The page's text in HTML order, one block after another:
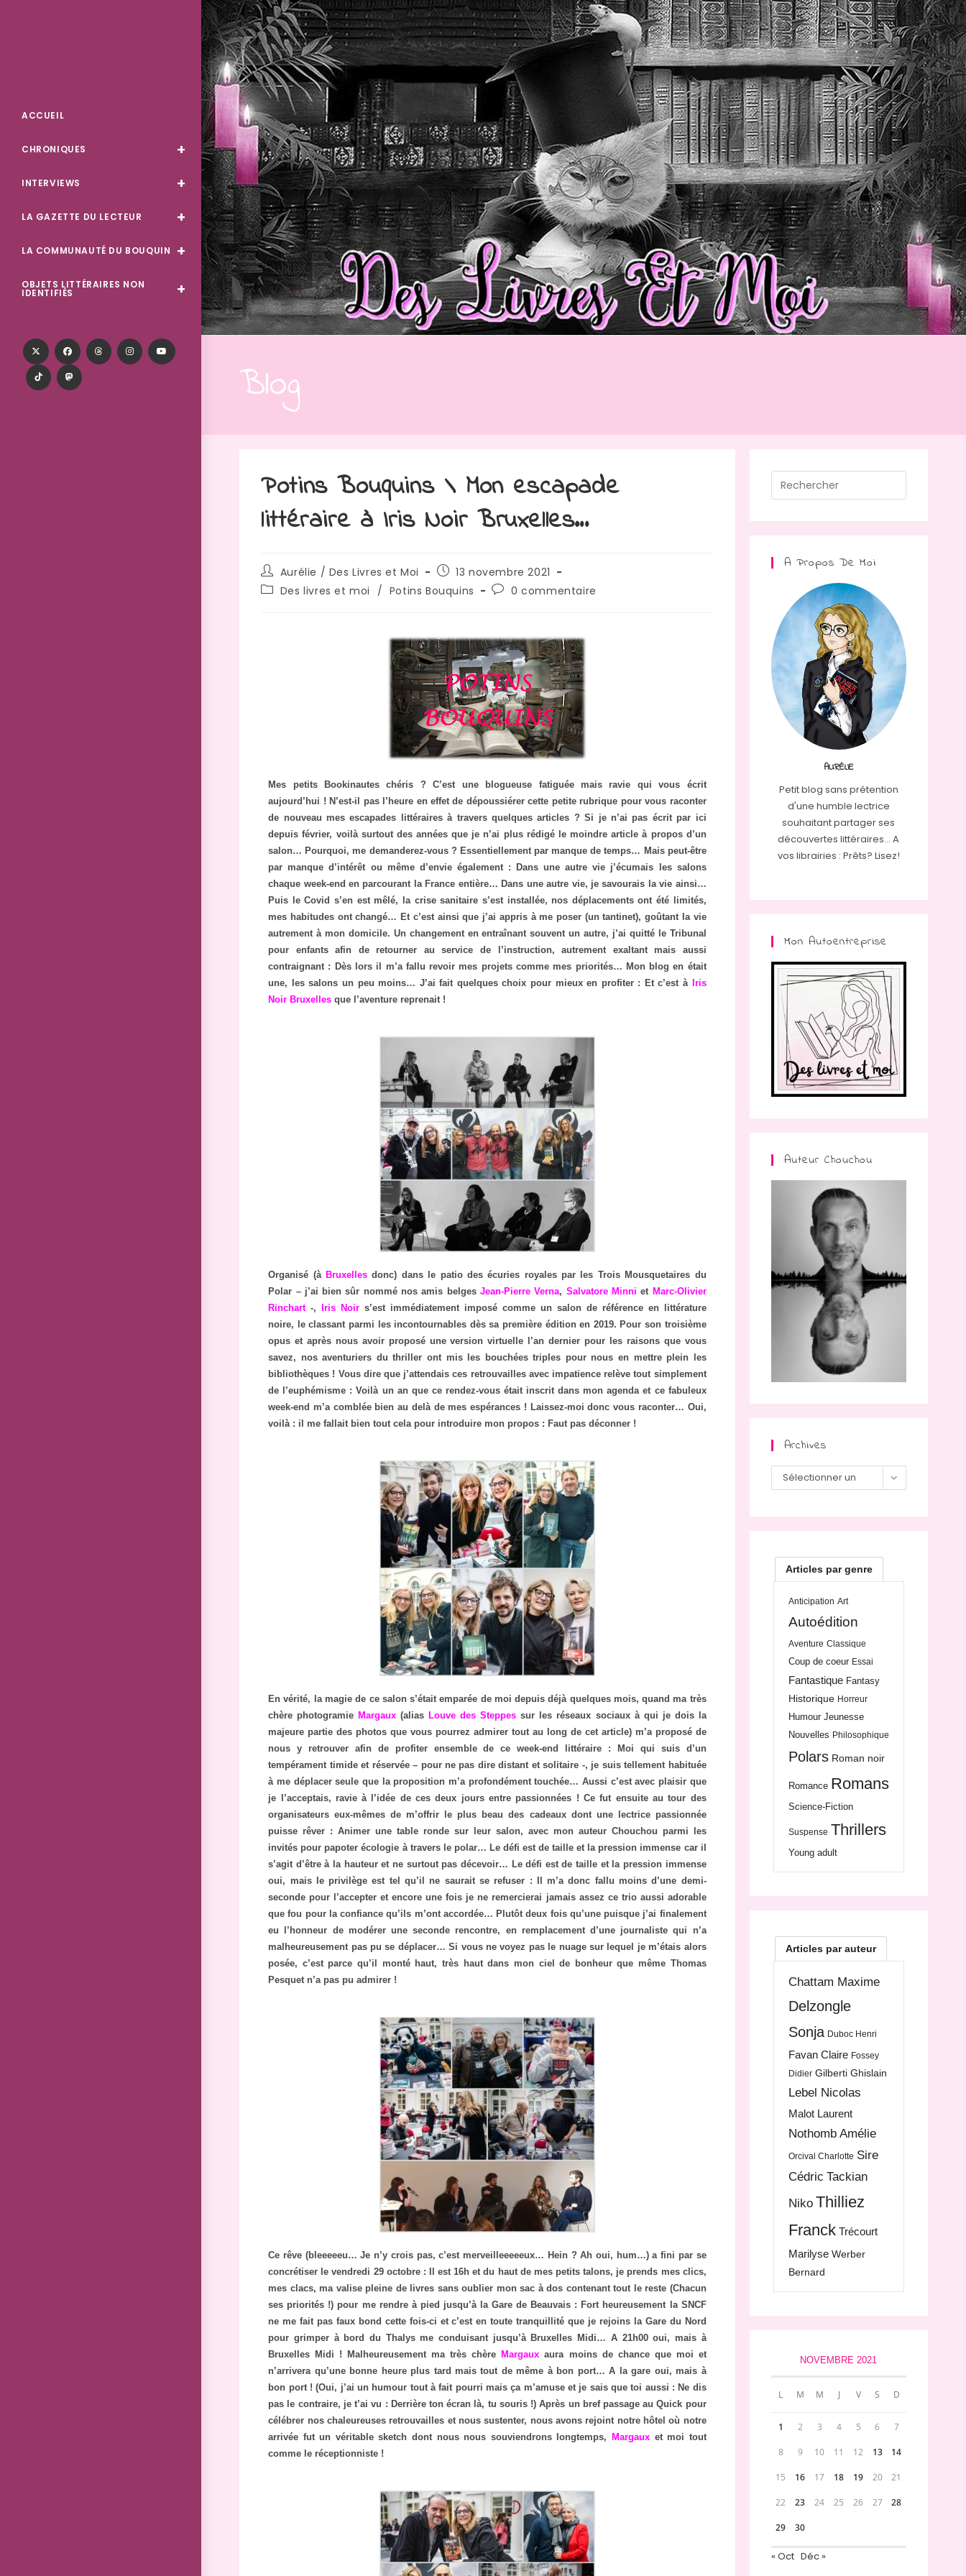
ACCUEIL
CHRONIQUES
INTERVIEWS
LA GAZETTE DU LECTEUR
LA COMMUNAUTÉ DU BOUQUIN
OBJETS LITTÉRAIRES NON
IDENTIFIÉS
Blog
Potins Bouquins \ Mon escapade
littéraire à Iris Noir Bruxelles…
Aurélie / Des Livres et Moi
13 novembre 2021
Des livres et moi
/ Potins Bouquins 0 commentaire
Mes petits Bookinautes chéris ? C’est une blogueuse fatiguée mais ravie qui vous écrit
aujourd’hui ! N’est-il pas l’heure en effet de dépoussiérer cette petite rubrique pour vous raconter
de nouveau mes escapades littéraires à travers quelques articles ? Si je n’ai pas écrit par ici
depuis février, voilà surtout des années que je n’ai plus rédigé le moindre article à propos d’un
salon… Pourquoi, me demanderez-vous ? Essentiellement par manque de temps… Mais peut-être
par manque d’intérêt ou même d’envie également : Dans une autre vie j’écumais les salons
chaque week-end en parcourant la France entière… Dans une autre vie, je savourais la vie ainsi…
Puis le Covid s’en est mêlé, la crise sanitaire s’est installée, nos déplacements ont été limités,
mes habitudes ont changé… Et c’est ainsi que j’ai appris à me poser (un tantinet), goûtant la vie
autrement à mon domicile. Un changement en entraînant souvent un autre, j’ai quitté le Tribunal
pour enfants afin de retourner au service de l’instruction, autrement exaltant mais aussi
contraignant : Dès lors il m’a fallu revoir mes projets comme mes priorités… Mon blog en était
une, les salons un peu moins… J’ai fait quelques choix pour mieux en profiter : Et c’est à Iris
Noir Bruxelles que l’aventure reprenait !
Organisé (à Bruxellesdonc) dans le patio des écuries royales par les Trois Mousquetaires du
Polar – j’ai bien sûr nommé nos amis belgesJean-Pierre Verna, Salvatore Minni et Marc-Olivier
Rinchart-, Iris Noir s’est immédiatement imposé comme un salon de référence en littérature
noire, le classant parmi les incontournables dès sa première édition en 2019. Pour son troisième
opus et après nous avoir proposé une version virtuelle l’an dernier pour les raisons que vous
savez, nos aventuriers du thriller ont mis les bouchées triples pour nous en mettre plein les
bibliothèques ! Vous dire que j’attendais ces retrouvailles avec impatience relève tout simplement
de l’euphémisme : Voilà un an que ce rendez-vous était inscrit dans mon agenda et ce fabuleux
week-end m’a comblée bien au delà de mes espérances ! Laissez-moi donc vous raconter… Oui,
voilà : il me fallait bien tout cela pour introduire mon propos : Faut pas déconner !
En vérité, la magie de ce salon s’était emparée de moi depuis déjà quelques mois, quand ma très
chère photogramie Margaux (alias Louve des Steppes sur les réseaux sociaux à qui je dois la
majeure partie des photos que vous pourrez admirer tout au long de cet article) m’a proposé de
nous y retrouver afin de profiter ensemble de ce week-end littéraire : Moi qui suis d’un
tempérament timide et réservée – pour ne pas dire distant et solitaire -, je suis tellement habituée
à me déplacer seule que la proposition m’a profondément touchée… Aussi c’est avec plaisir que
je l’acceptais, ravie à l’idée de ces deux jours entre passionnées ! Ce fut ensuite au tour des
organisateurs eux-mêmes de m’offrir le plus beau des cadeaux dont une lectrice passionnée
puisse rêver : Animer une table ronde sur leur salon, avec mon auteur Chouchou parmi les
invités pour papoter écologie à travers le polar… Le défi est de taille et la pression immense car il
s’agit d’être à la hauteur et ne surtout pas décevoir… Le défi est de taille et la pression immense
oui, mais le privilège est tel qu’il ne saurait se refuser : Il m’a donc fallu moins d’une demi-
seconde pour l’accepter et encore une fois je ne remercierai jamais assez ce trio aussi adorable
que fou pour la confiance qu’ils m’ont accordée… Plutôt deux fois qu’une puisque j’ai finalement
eu l’honneur de modérer une seconde rencontre, en remplacement d’une journaliste qui n’a
malheureusement pas pu se déplacer… Si vous ne voyez pas le nuage sur lequel je m’étais alors
posée, c’est parce qu’il monté haut, très haut dans mon ciel de bonheur que même Thomas
Pesquet n’a pas pu admirer !
Ce rêve (bleeeeeu… Je n’y crois pas, c’est merveilleeeeeux… Hein ? Ah oui, hum…) a fini par se
concrétiser le vendredi 29 octobre : Il est 16h et du haut de mes petits talons, je prends mes clics,
mes clacs, ma valise pleine de livres sans oublier mon sac à dos contenant tout le reste (Chacun
ses priorités !) pour me rendre à pied jusqu’à la Gare de Beauvais : Fort heureusement la SNCF
ne me fait pas faux bond cette fois-ci et c’est en toute tranquillité que je rejoins la Gare du Nord
pour grimper à bord du Thalys me conduisant jusqu’à Bruxelles Midi… A 21h00 oui, mais à
Bruxelles Midi ! Malheureusement ma très chère Margaux aura moins de chance que moi et
n’arrivera qu’une bonne heure plus tard mais tout de même à bon port… A la gare oui, mais à
bon port ! (Oui, j’ai un humour tout à fait pourri mais ça m’amuse et je sais que toi aussi : Ne dis
pas le contraire, je t’ai vu : Derrière ton écran là, tu souris !) Après un bref passage au Quick pour
célébrer nos chaleureuses retrouvailles et nous sustenter, nous avons rejoint notre hôtel où notre
arrivée fut un véritable sketch dont nous nous souviendrons longtemps,
Margauxet moi tout
comme le réceptionniste !
A Propos De Moi
AURÉLIE
Petit blog sans prétention
d'une humble lectrice
souhaitant partager ses
découvertes littéraires... A
vos librairies : Prêts? Lisez!
Mon Autoentreprise
Auteur Chouchou
Archives
Sélectionner un
Articles par genre
Anticipation Art
Autoédition
Aventure Classique
Coup de coeur Essai
Fantastique Fantasy
Historique Horreur
Humour Jeunesse
Nouvelles Philosophique
Polars Roman noir
Romance Romans
Science-Fiction
Suspense Thrillers
Young adult
Articles par auteur
Chattam Maxime
Delzongle
Sonja Duboc Henri
Favan Claire Fossey
Didier Gilberti Ghislain
Lebel Nicolas
Malot Laurent
Nothomb Amélie
Orcival Charlotte Sire
Cédric Tackian
Niko Thilliez
Franck Trécourt
Marilyse Werber
Bernard
NOVEMBRE 2021
L M M J V S D
1 2 3 4 5 6 7
8 9 10 11 12 13 14
15 16 17 18 19 20 21
22 23 24 25 26 27 28
29 30
« Oct Déc »